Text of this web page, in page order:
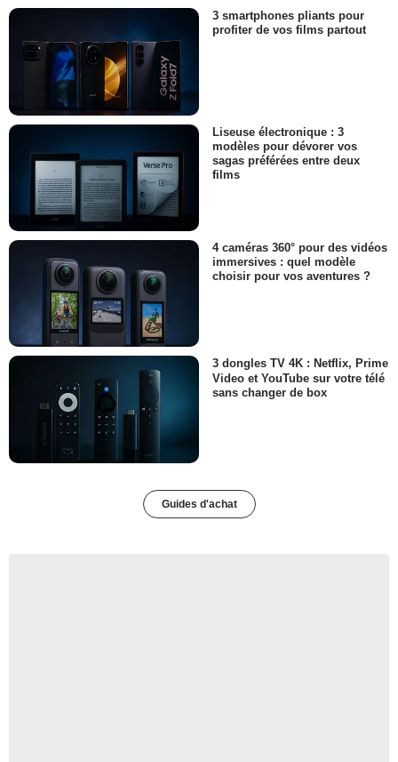
3 smartphones pliants pour
profiter de vos films partout
Liseuse électronique : 3
modèles pour dévorer vos
sagas préférées entre deux
films
4 caméras 360° pour des vidéos
immersives : quel modèle
choisir pour vos aventures ?
3 dongles TV 4K : Netflix, Prime
Video et YouTube sur votre télé
sans changer de box
Guides d'achat